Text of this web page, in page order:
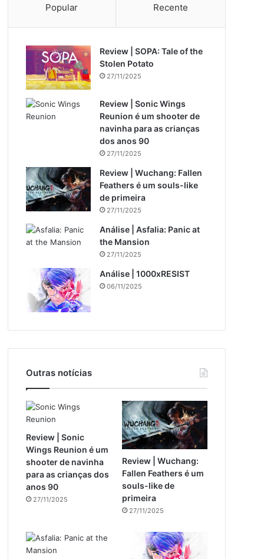
Popular Recente
Review | SOPA: Tale of the
Stolen Potato
27/11/2025
Review | Sonic Wings
Reunion é um shooter de
navinha para as crianças
dos anos 90
27/11/2025
Review | Wuchang: Fallen
Feathers é um souls-like
de primeira
27/11/2025
Análise | Asfalia: Panic at
the Mansion
27/11/2025
Análise | 1000xRESIST
06/11/2025
Outras notícias
Review | Sonic
Wings Reunion é um
shooter de navinha
para as crianças dos
anos 90
27/11/2025
Review | Wuchang:
Fallen Feathers é um
souls-like de
primeira
27/11/2025